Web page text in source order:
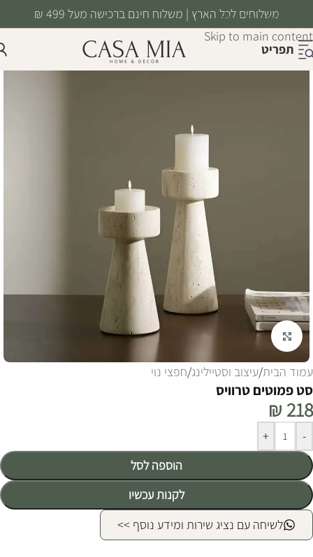
Skip to navigation
Skip to main content
משלוחים לכל הארץ | משלוח חינם ברכישה מעל 499 ₪
תפריט
לחצו להגדלה
עמוד הבית/עיצוב וסטיילינג/חפצי נוי
סט פמוטים טרוויס
₪ 218
-
+
הוספה לסל
לקנות עכשיו
Alternative:
לשיחה עם נציג שירות ומידע נוסף >>